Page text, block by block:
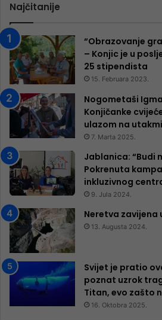
Najčitanije
“Obrazovanje
– Konjic je u
25 ​​stipendista
15. Februara 2023.
Nogometaši
Konjičanke
ulazom na
7. Marta 2025.
Jablanica: “Budi
Pokrenuta
inkluzivnog
9. Jula 2024.
Neretva zavijena
13. Augusta 2024.
Svijet je pratio
poznat uzrok
Titan, evo zašto
16. Oktobra 2025.